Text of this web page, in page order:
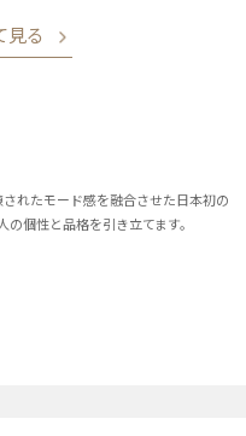
見る
れたモード感を融合させた日本初の
個性と品格を引き立てます。